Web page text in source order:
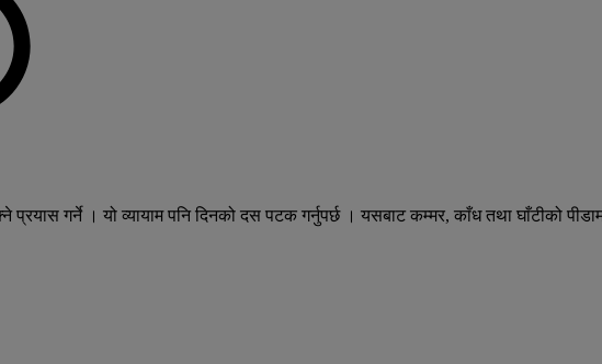
प्रयास गर्ने । यो व्यायाम पनि दिनको दस पटक गर्नुपर्छ । यसबाट कम्मर, काँध तथा घाँटीको